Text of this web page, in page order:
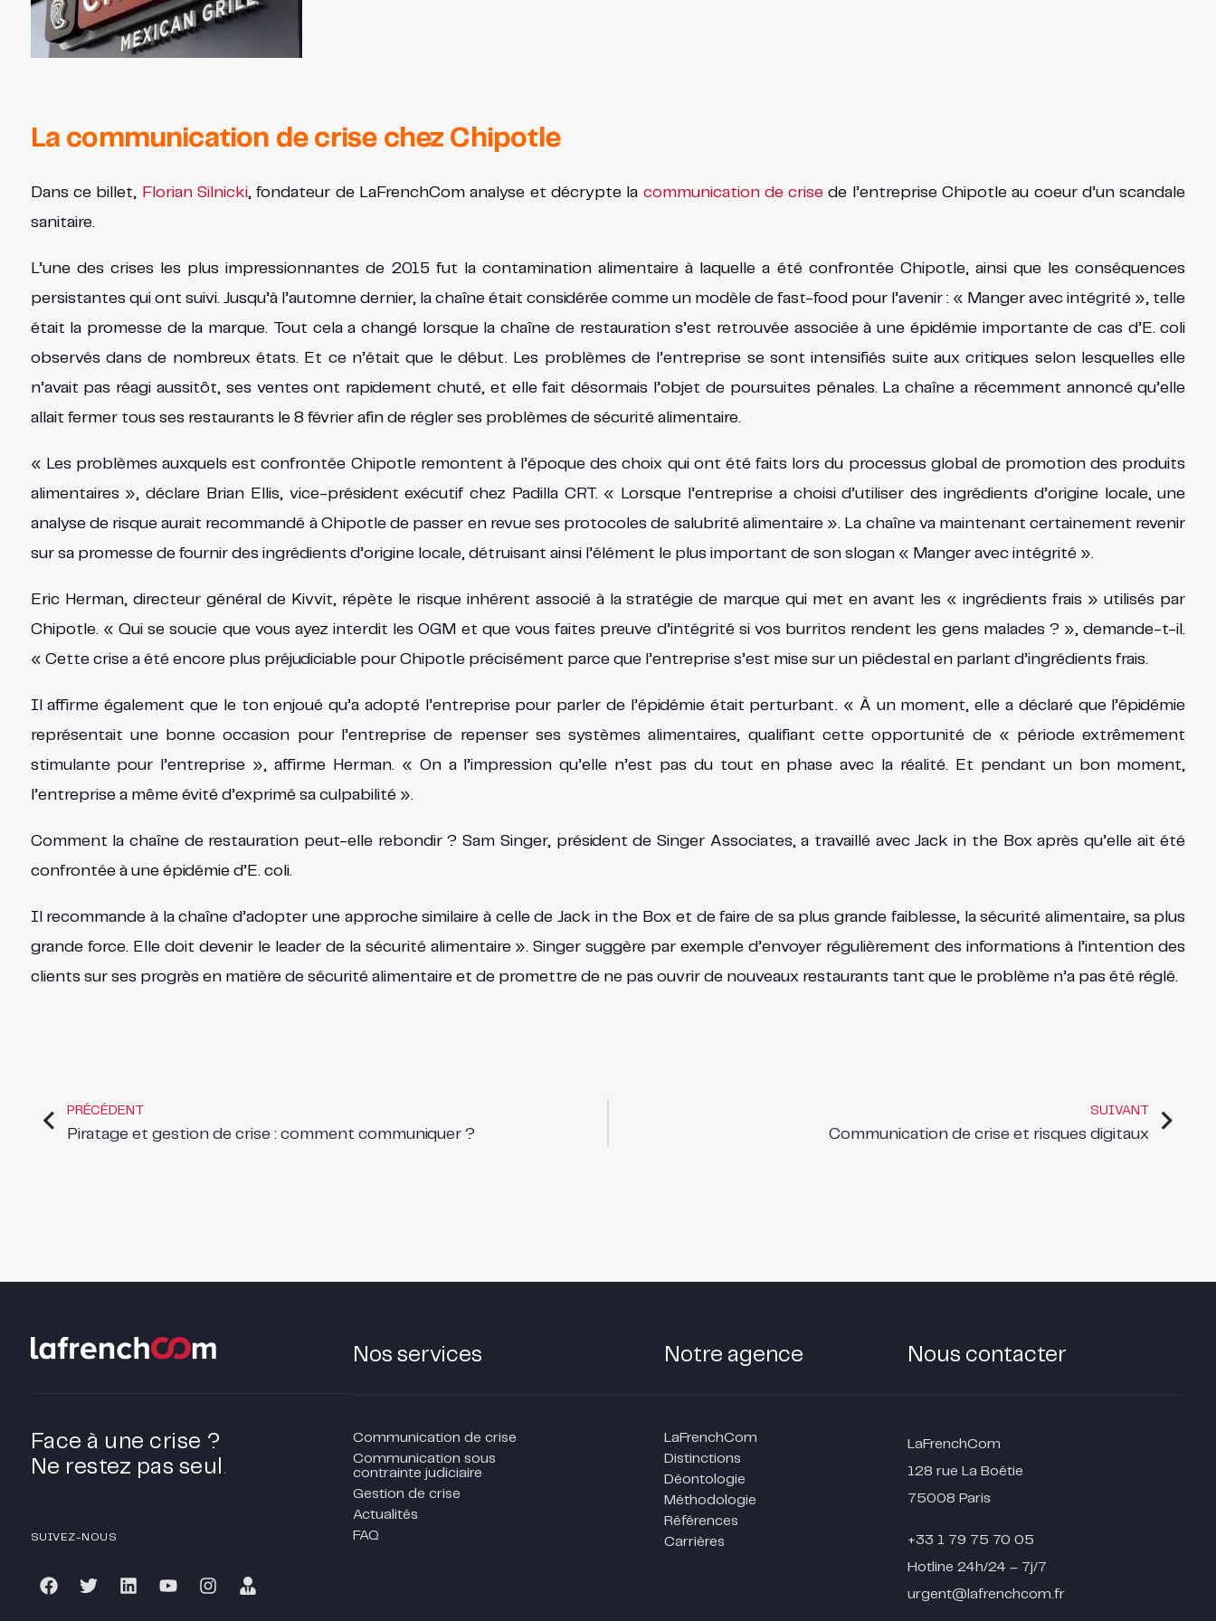
La communication de crise chez Chipotle
Dans ce billet, Florian Silnicki, fondateur de LaFrenchCom analyse et décrypte la communication de crise de l’entreprise Chipotle au coeur d’un scandale
sanitaire.
L’une des crises les plus impressionnantes de 2015 fut la contamination alimentaire à laquelle a été confrontée Chipotle, ainsi que les conséquences
persistantes qui ont suivi. Jusqu’à l’automne dernier, la chaîne était considérée comme un modèle de fast-food pour l’avenir : « Manger avec intégrité », telle
était la promesse de la marque. Tout cela a changé lorsque la chaîne de restauration s’est retrouvée associée à une épidémie importante de cas d’E. coli
observés dans de nombreux états. Et ce n’était que le début. Les problèmes de l’entreprise se sont intensifiés suite aux critiques selon lesquelles elle
n’avait pas réagi aussitôt, ses ventes ont rapidement chuté, et elle fait désormais l’objet de poursuites pénales. La chaîne a récemment annoncé qu’elle
allait fermer tous ses restaurants le 8 février afin de régler ses problèmes de sécurité alimentaire.
« Les problèmes auxquels est confrontée Chipotle remontent à l’époque des choix qui ont été faits lors du processus global de promotion des produits
alimentaires », déclare Brian Ellis, vice-président exécutif chez Padilla CRT. « Lorsque l’entreprise a choisi d’utiliser des ingrédients d’origine locale, une
analyse de risque aurait recommandé à Chipotle de passer en revue ses protocoles de salubrité alimentaire ». La chaîne va maintenant certainement revenir
sur sa promesse de fournir des ingrédients d’origine locale, détruisant ainsi l’élément le plus important de son slogan « Manger avec intégrité ».
Eric Herman, directeur général de Kivvit, répète le risque inhérent associé à la stratégie de marque qui met en avant les « ingrédients frais » utilisés par
Chipotle. « Qui se soucie que vous ayez interdit les OGM et que vous faites preuve d’intégrité si vos burritos rendent les gens malades ? », demande-t-il.
« Cette crise a été encore plus préjudiciable pour Chipotle précisément parce que l’entreprise s’est mise sur un piédestal en parlant d’ingrédients frais.
Il affirme également que le ton enjoué qu’a adopté l’entreprise pour parler de l’épidémie était perturbant. « À un moment, elle a déclaré que l’épidémie
représentait une bonne occasion pour l’entreprise de repenser ses systèmes alimentaires, qualifiant cette opportunité de « période extrêmement
stimulante pour l’entreprise », affirme Herman. « On a l’impression qu’elle n’est pas du tout en phase avec la réalité. Et pendant un bon moment,
l’entreprise a même évité d’exprimé sa culpabilité ».
Comment la chaîne de restauration peut-elle rebondir ? Sam Singer, président de Singer Associates, a travaillé avec Jack in the Box après qu’elle ait été
confrontée à une épidémie d’E. coli.
Il recommande à la chaîne d’adopter une approche similaire à celle de Jack in the Box et de faire de sa plus grande faiblesse, la sécurité alimentaire, sa plus
grande force. Elle doit devenir le leader de la sécurité alimentaire ». Singer suggère par exemple d’envoyer régulièrement des informations à l’intention des
clients sur ses progrès en matière de sécurité alimentaire et de promettre de ne pas ouvrir de nouveaux restaurants tant que le problème n’a pas été réglé.
PRÉCÉDENT
Piratage et gestion de crise : comment communiquer ?
SUIVANT
Communication de crise et risques digitaux
Face à une crise ?
Ne restez pas seul .
SUIVEZ-NOUS
Nos services
Communication de crise
Communication sous
contrainte judiciaire
Gestion de crise
Actualités
FAQ
Notre agence
LaFrenchCom
Distinctions
Déontologie
Méthodologie
Références
Carrières
Nous contacter
LaFrenchCom
128 rue La Boétie
75008 Paris
+33 1 79 75 70 05
Hotline 24h/24 – 7j/7
urgent@lafrenchcom.fr